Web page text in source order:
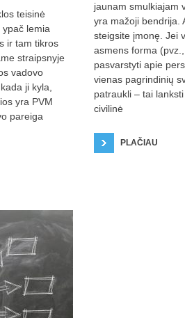
teisinė
lemia
ir tam tikros
straipsnyje
vadovo
ji kyla,
yra PVM
pareiga
jaunam smulkiajam
yra mažoji bendrija.
steigsite įmonę. Jei
asmens forma
pasvarstyti apie
vienas pagrindinių
patraukli – tai
civilinė
PLAČIAU